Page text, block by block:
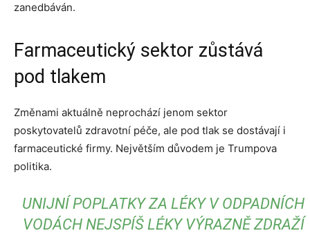
zanedbáván.
Farmaceutický sektor zůstává
pod tlakem
Změnami aktuálně neprochází jenom sektor
poskytovatelů zdravotní péče, ale pod tlak se dostávají i
farmaceutické firmy. Největším důvodem je Trumpova
politika.
UNIJNÍ POPLATKY ZA LÉKY V ODPADNÍCH
VODÁCH NEJSPÍŠ LÉKY VÝRAZNĚ ZDRAŽÍ